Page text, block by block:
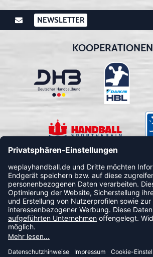
NEWSLETTER
KOOPERATIONEN
FOLLOW US